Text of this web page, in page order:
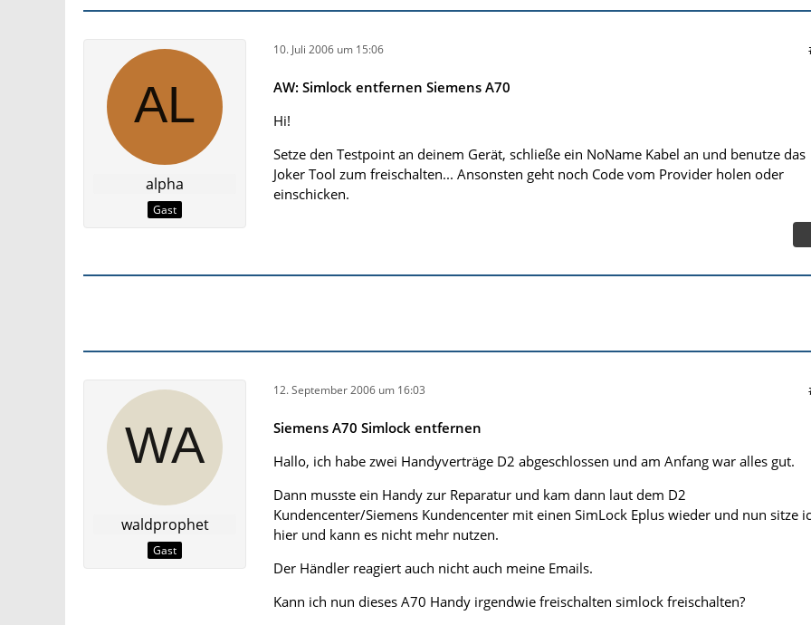
alpha
Gast
10. Juli 2006 um 15:06
AW: Simlock entfernen Siemens A70
Hi!
Setze den Testpoint an deinem Gerät, schließe ein NoName Kabel an und benutze das
Joker Tool zum freischalten... Ansonsten geht noch Code vom Provider holen oder
einschicken.
waldprophet
Gast
12. September 2006 um 16:03
Siemens A70 Simlock entfernen
Hallo, ich habe zwei Handyverträge D2 abgeschlossen und am Anfang war alles gut.
Dann musste ein Handy zur Reparatur und kam dann laut dem D2
Kundencenter/Siemens Kundencenter mit einen SimLock Eplus wieder und nun sitze
hier und kann es nicht mehr nutzen.
Der Händler reagiert auch nicht auch meine Emails.
Kann ich nun dieses A70 Handy irgendwie freischalten simlock freischalten?